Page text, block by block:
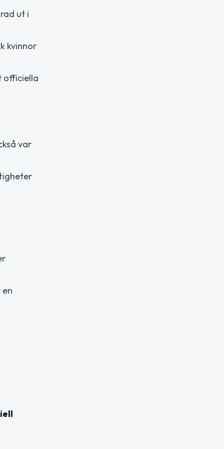
ut i
kvinnor
officiella
var